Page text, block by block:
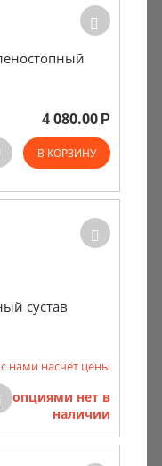
4 080.00 Р
В КОРЗИНУ
сустав
нами насчёт цены
опциями нет в
наличии